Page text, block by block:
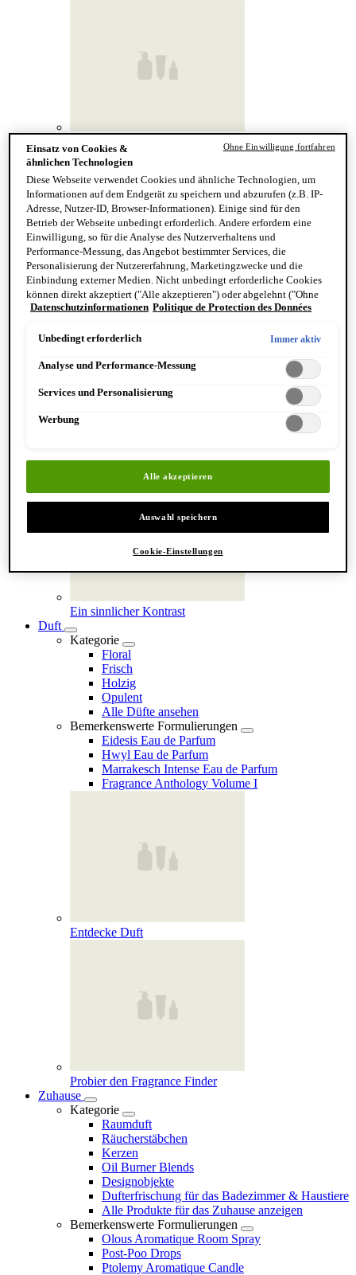
Hand & Körper
Kategorie
Handseife & Balsam
Seife am Stück
Reinigung & Peeling für den Körper
Körperbalsame und Öle
Mundpflege & Deodorants
Alle Hand- und Körperpflegeprodukte anzeigen
Bemerkenswerte Formulierungen
Resurrection Aromatique Hand Wash
Eleos Aromatique Hand Balm
Antithesis Intense Body Cleanser
Entdecken Sie Hand & Körper
Ein sinnlicher Kontrast
Duft
Kategorie
Floral
Frisch
Holzig
Opulent
Alle Düfte ansehen
Bemerkenswerte Formulierungen
Eidesis Eau de Parfum
Hwyl Eau de Parfum
Marrakesch Intense Eau de Parfum
Fragrance Anthology Volume I
Entdecke Duft
Probier den Fragrance Finder
Zuhause
Kategorie
Raumduft
Räucherstäbchen
Kerzen
Oil Burner Blends
Designobjekte
Dufterfrischung für das Badezimmer & Haustiere
Alle Produkte für das Zuhause anzeigen
Bemerkenswerte Formulierungen
Olous Aromatique Room Spray
Post-Poo Drops
Ptolemy Aromatique Candle
Einsatz von Cookies &
ähnlichen Technologien
Diese Webseite verwendet Cookies und ähnliche Technologien, um
Informationen auf dem Endgerät zu speichern und abzurufen (z.B. IP-
Adresse, Nutzer-ID, Browser-Informationen). Einige sind für den
Betrieb der Webseite unbedingt erforderlich. Andere erfordern eine
Einwilligung, so für die Analyse des Nutzerverhaltens und
Performance-Messung, das Angebot bestimmter Services, die
Personalisierung der Nutzererfahrung, Marketingzwecke und die
Einbindung externer Medien. Nicht unbedingt erforderliche Cookies
können direkt akzeptiert ("Alle akzeptieren") oder abgelehnt ("Ohne
Einwilligung fortfahren") werden. Individuelle Anpassungen der
speichern"). Die Auswahl kann jederzeit unter dem Link "Cookie-
Datenschutzinformationen.
Datenschutzinformationen Politique de Protection des Données
Unbedingt erforderlich Immer aktiv
Analyse und Performance-Messung
Services und Personalisierung
Werbung
Alle akzeptieren
Auswahl speichern
Cookie-Einstellungen
Ohne Einwilligung fortfahren